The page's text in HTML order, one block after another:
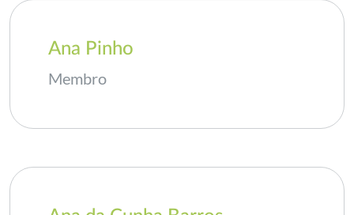
Ana Pinho
Membro